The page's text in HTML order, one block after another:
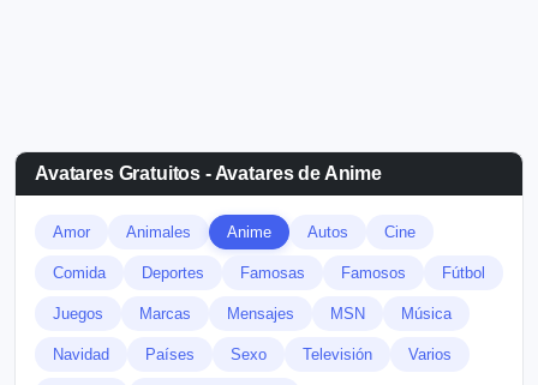
Avatares Gratuitos - Avatares de Anime
Amor Animales Anime Autos Cine
Comida Deportes Famosas Famosos Fútbol
Juegos Marcas Mensajes MSN Música
Navidad Países Sexo Televisión Varios